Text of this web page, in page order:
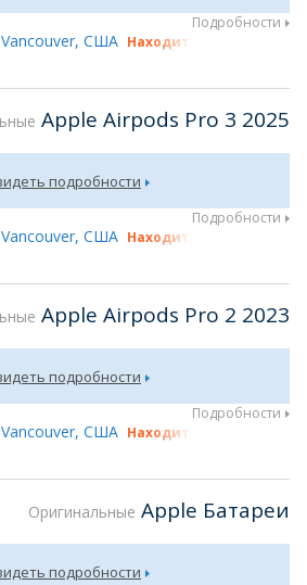
Подробности
США Находится на gsmX
Apple Airpods Pro 3 2025
подробности
Подробности
США Находится на gsmX
Apple Airpods Pro 2 2023
подробности
Подробности
США Находится на gsmX
Оригинальные Apple Батареи
подробности